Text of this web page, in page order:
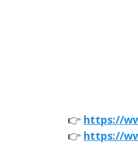
👉 https://
👉 https://